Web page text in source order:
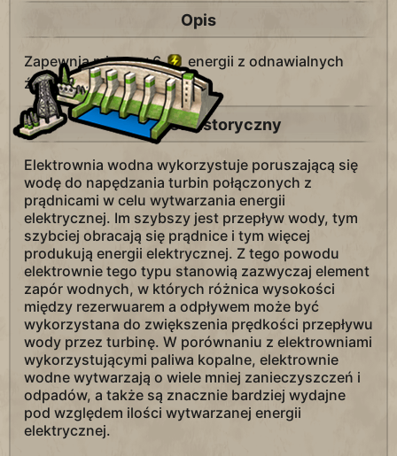
Opis
Zapewnia miastu +6
energii z odnawialnych
źródeł wodnych.
Kontekst historyczny
Elektrownia wodna wykorzystuje poruszającą się
wodę do napędzania turbin połączonych z
prądnicami w celu wytwarzania energii
elektrycznej. Im szybszy jest przepływ wody, tym
szybciej obracają się prądnice i tym więcej
produkują energii elektrycznej. Z tego powodu
elektrownie tego typu stanowią zazwyczaj element
zapór wodnych, w których różnica wysokości
między rezerwuarem a odpływem może być
wykorzystana do zwiększenia prędkości przepływu
wody przez turbinę. W porównaniu z elektrowniami
wykorzystującymi paliwa kopalne, elektrownie
wodne wytwarzają o wiele mniej zanieczyszczeń i
odpadów, a także są znacznie bardziej wydajne
pod względem ilości wytwarzanej energii
elektrycznej.